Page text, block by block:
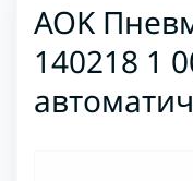
AOK
140218 1